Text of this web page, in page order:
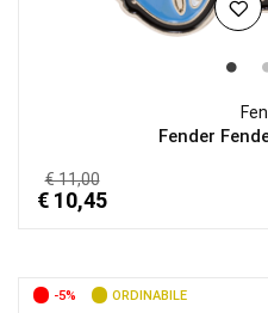
Fender
€ 11,00
€ 10,45
-5% ORDINABILE